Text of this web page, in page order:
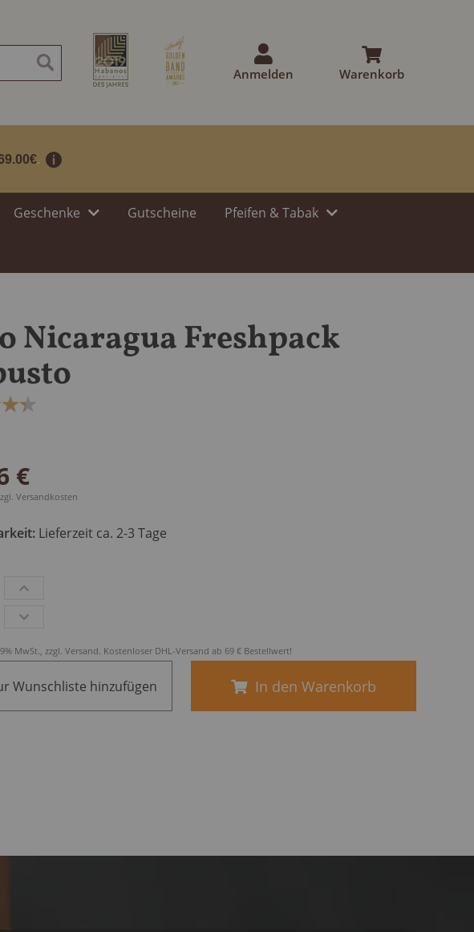
Warenkorb
Anmelden
.
Geschenke Gutscheine Pfeifen & Tabak
Nicaragua Freshpack
€
Versandkosten
Lieferzeit ca. 2-3 Tage
MwSt., zzgl. Versand. Kostenloser DHL-Versand ab 69 € Bestellwert!
Wunschliste hinzufügen In den Warenkorb